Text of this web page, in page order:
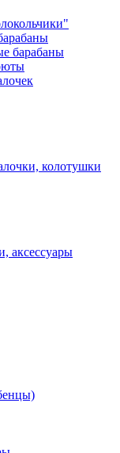
барабаны
колотушки
аксессуары